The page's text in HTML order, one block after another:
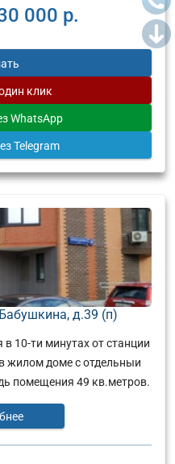
000 р.
клик
WhatsApp
Telegram
д.39 (п)
10-ти минутах от станции
жилом доме с отдельныи
помещения 49 кв.метров.